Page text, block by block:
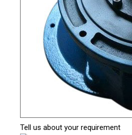
Tell us about your requirement